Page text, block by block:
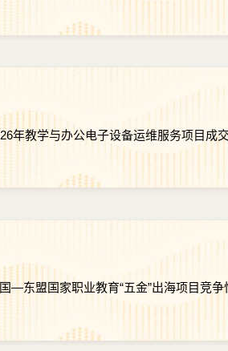
年教学与办公电子设备运维服务项目成
—东盟国家职业教育“五金”出海项目竞争